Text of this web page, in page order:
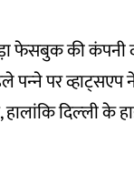
फेसबुक की
पन्‍ने पर व्हाट्सएप
दिल्‍ली के